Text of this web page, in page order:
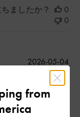
ましたか？
0
0
公
2026-05-04
from